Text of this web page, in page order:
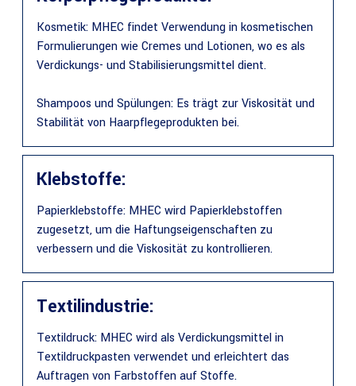
Kosmetik: MHEC findet Verwendung in kosmetischen
Formulierungen wie Cremes und Lotionen, wo es als
Verdickungs- und Stabilisierungsmittel dient.
Shampoos und Spülungen: Es trägt zur Viskosität und
Stabilität von Haarpflegeprodukten bei.
Klebstoffe:
Papierklebstoffe: MHEC wird Papierklebstoffen
zugesetzt, um die Haftungseigenschaften zu
verbessern und die Viskosität zu kontrollieren.
Textilindustrie:
Textildruck: MHEC wird als Verdickungsmittel in
Textildruckpasten verwendet und erleichtert das
Auftragen von Farbstoffen auf Stoffe.